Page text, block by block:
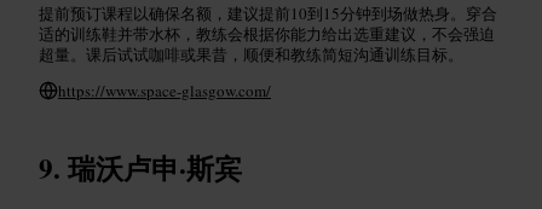
提前预订课程以确保名额，建议提前10到15分钟到场做热身。穿合
适的训练鞋并带水杯，教练会根据你能力给出选重建议，不会强迫
超量。课后试试咖啡或果昔，顺便和教练简短沟通训练目标。
https://www.space-glasgow.com/
瑞沃卢申·斯宾